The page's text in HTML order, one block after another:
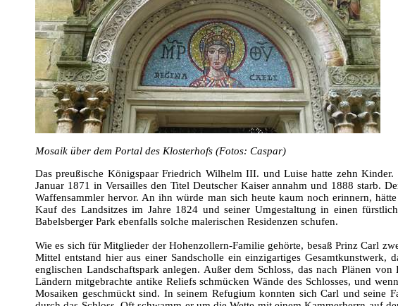
Mosaik über dem Portal des Klosterhofs (Fotos: Caspar)
Das preußische Königspaar Friedrich Wilhelm III. und Luise hatte zehn
Januar 1871 in Versailles den Titel Deutscher Kaiser annahm und 1888 starb.
Waffensammler hervor. An ihn würde man sich heute kaum noch erinnern,
Kauf des Landsitzes im Jahre 1824 und seiner Umgestaltung in einen
Babelsberger Park ebenfalls solche malerischen Residenzen schufen.
Wie es sich für Mitglieder der Hohenzollern-Familie gehörte, besaß Prinz Carl
Mittel entstand hier aus einer Sandscholle ein einzigartiges
englischen Landschaftspark anlegen. Außer dem Schloss, das nach Plänen
Ländern mitgebrachte antike Reliefs schmücken Wände des Schlosses, und
Mosaiken geschmückt sind. In seinem Refugium konnten sich Carl und seine